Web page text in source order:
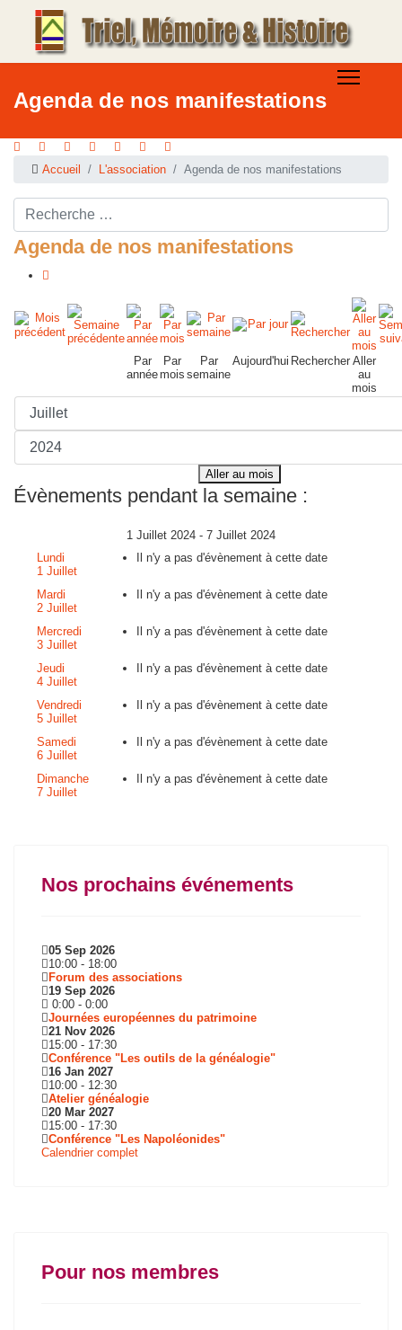
Agenda de nos manifestations
Accueil L'association Agenda de nos manifestations
Rechercher ...
Agenda de nos manifestations
Par
année
Par
mois
Par
semaine
Aujourd'hui Rechercher Aller
au
mois
Aller au mois
Évènements pendant la semaine :
1 Juillet 2024 - 7 Juillet 2024
Lundi
1 Juillet
Il n'y a pas d'évènement à cette date
Mardi
2 Juillet
Il n'y a pas d'évènement à cette date
Mercredi
3 Juillet
Il n'y a pas d'évènement à cette date
Jeudi
4 Juillet
Il n'y a pas d'évènement à cette date
Vendredi
5 Juillet
Il n'y a pas d'évènement à cette date
Samedi
6 Juillet
Il n'y a pas d'évènement à cette date
Dimanche
7 Juillet
Il n'y a pas d'évènement à cette date
Nos prochains événements
05 Sep 2026
10:00 - 18:00
Forum des associations
19 Sep 2026
0:00 - 0:00
Journées européennes du patrimoine
21 Nov 2026
15:00 - 17:30
Conférence "Les outils de la généalogie"
16 Jan 2027
10:00 - 12:30
Atelier généalogie
20 Mar 2027
15:00 - 17:30
Conférence "Les Napoléonides"
Calendrier complet
Pour nos membres